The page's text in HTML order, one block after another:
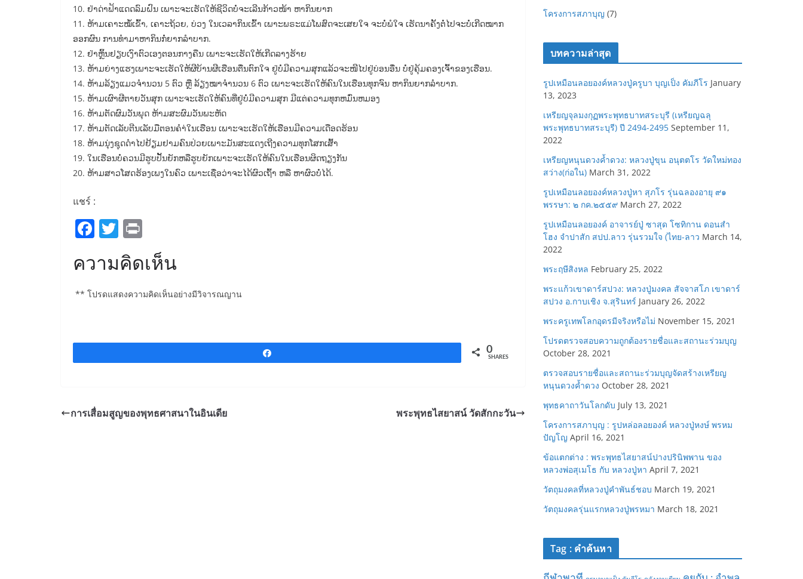
10. ຢ່າດ່າຟ້າແດດລົມຝົນ ເພາະຈະເຮັດໃຫ້ຊີວິດບໍ່ຈະເລີນກ້າວໜ້າ ຫາກິນຍາກ
11. ຫ້າມເຄາະໝໍ້ເຂົ້າ, ເຄາະຖ້ວຍ, ບ່ວງ ໃນເວລາກິນເຂົ້າ ເພາະພຣະແມ່ໂພສົດຈະເສຍໃຈ ຈະບໍ່ພໍໃຈ ເຮັດນາຄັ້ງຕໍ່ໄປຈະບໍ່ເກີດໝາກ
ອອກຜົນ ການທຳມາຫາກິນກໍ່ຍາກລຳບາກ.
12. ຢ່າຫຼິ້ນຢຽບເງົາຕົວເອງຕອນກາງຄືນ ເພາະຈະເຮັດໃຫ້ເກີດລາງຮ້າຍ
13. ຫ້າມຍ່າງແຮງເພາະຈະເຮັດໃຫ້ຜີບ້ານຜີເຮືອນຕື່ນຕົກໃຈ ຢູ່ບໍ່ມີຄວາມສຸກແລ້ວຈະໜີໄປຢູ່ບ່ອນອື່ນ ບໍ່ຢູ່ຄຸ້ມຄອງເຈົ້າຂອງເຮືອນ.
14. ຫ້າມລ້ຽງແມວຈຳນວນ 5 ຕົວ ຫຼື ລ້ຽງໝາຈຳນວນ 6 ຕົວ ເພາະຈະເຮັດໃຫ້ຄົນໃນເຮືອນທຸກຈົນ ຫາກິນຍາກລຳບາກ.
15. ຫ້າມເຜົາຜີຕາຍວັນສຸກ ເພາະຈະເຮັດໃຫ້ຄົນທີ່ຢູ່ບໍ່ມີຄວາມສຸກ ມີແຕ່ຄວາມທຸກຫມົ່ນຫມອງ
16. ຫ້າມຕັດຜົມວັນພຸດ ຫ້າມສະຜົມວັນພະຫັດ
17. ຫ້າມຕັດເລັບຕີນເລັບມືຕອນຄຳ່ໃນເຮືອນ ເພາະຈະເຮັດໃຫ້ເຮືອນມີຄວາມເດືອດຮ້ອນ
18. ຫ້າມນຸ່ງຊຸດດຳໄປຢ້ຽມຢາມຄົນປ່ວຍເພາະມັນສະແດງເຖີງຄວາມທຸກໂສກເສົ້າ
19. ໃນເຮືອນບໍ່ຄວນມີຮູບປັ້ນຍັກຫລືຮູບຍັກເພາະຈະເຮັດໃຫ້ຄົນໃນເຮືອນຜິດຖຽງກັນ
20. ຫ້າມສາວໂສດຮ້ອງເພງໃນຄົວ ເພາະເຊື່ອວ່າຈະໄດ້ຜົວເຖົ້າ ຫລື ຫາຜົວບໍ່ໄດ້.
แชร์ :
F
c
e
b
o
k
T
w
itt
er
in
t
ความคิดเห็น
** โปรดแสดงความคิดเห็นอย่างมีวิจารณญาน
0
SHARES
การเสื่อมสูญของพุทธศาสนาในอินเดีย พระพุทธไสยาสน์ วัดสักกะวัน
โครงการสภาบุญ (7)
บทความล่าสุด
รูปเหมือนลอยองค์หลวงปู่ครูบา บุญเป็ง คัมภีโร January
13, 2023
เหรียญจุลมงกุฏพระพุทธบาทสระบุรี (เหรียญฉลุ
พระพุทธบาทสระบุรี) ปี 2494-2495 September 11,
2022
เหรียญหนุนดวงค้ำดวง: หลวงปู่ขุน อนุตตโร วัดใหม่ทอง
สว่าง(ก่อใน) March 31, 2022
รูปเหมือนลอยองค์หลวงปู่หา สุภโร รุ่นฉลองอายุ ๙๑
พรรษา: ๒ กค.๒๕๕๙ March 27, 2022
รูปเหมือนลอยองค์ อาจารย์ปู่ ซาสุด โซทิกาน ดอนสำ
โฮง จำปาสัก สปป.ลาว รุ่นรวมใจ (ไทย-ลาว March 14,
2022
พระฤษีสิงหล February 25, 2022
พระแก้วเขาดาร์สปวง: หลวงปู่มงคล สัจจาสโภ เขาดาร์
สปวง อ.กาบเชิง จ.สุรินทร์ January 26, 2022
พระครูเทพโลกอุดรมีจริงหรือไม่ November 15, 2021
โปรดตรวจสอบความถูกต้องรายชื่อและสถานะร่วมบุญ
October 28, 2021
ตรวจสอบรายชื่อและสถานะร่วมบุญจัดสร้างเหรียญ
หนุนดวงค้ำดวง October 28, 2021
พุทธคาถาวันโลกดับ July 13, 2021
โครงการสภาบุญ : รูปหล่อลอยองค์ หลวงปู่หงษ์ พรหม
ปัญโญ April 16, 2021
ข้อแตกต่าง : พระพุทธไสยาสน์ปางปรินิพพาน ของ
หลวงพ่อสุเมโธ กับ หลวงปู่หา April 7, 2021
วัตถุมงคลที่หลวงปู่คำพันธ์ชอบ March 19, 2021
วัตถุมงคลรุ่นแรกหลวงปู่พรหมา March 18, 2021
Tag : คำค้นหา